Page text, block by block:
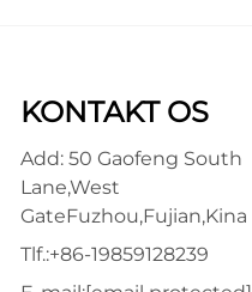
KONTAKT OS
Add: 50 Gaofeng South
Lane,West
GateFuzhou,Fujian,Kina
Tlf.:+86-19859128239